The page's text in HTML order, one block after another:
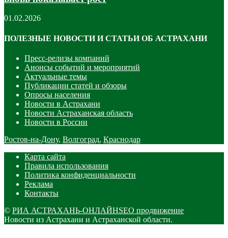
01.02.2026
ПОЛЕЗНЫЕ НОВОСТИ И СТАТЬИ ОБ АСТРАХАНИ
Пресс-релизы компаний
Анонсы событий и мероприятий
Актуальные темы
Публикации статей и обзоры
Опросы населения
Новости в Астрахани
Новости Астраханская область
Новости в России
Ростов-на-Дону, Волгоград, Краснодар
Карта сайта
Правила использования
Политика конфиденциальности
Реклама
Контакты
© РИА АСТРАХАНЬ-ОНЛАЙНSEO продвижение
Новости из Астрахани и Астраханской области.